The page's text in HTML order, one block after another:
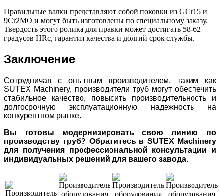
Правильные валки представляют собой поковки из GCr15 и
9Cr2MO и могут быть изготовлены по специальному заказу.
Твердость этого ролика для правки может достигать 58-62
градусов HRc, гарантия качества и долгий срок службы.
Заключение
Сотрудничая с опытным производителем, таким как
SUTEX Machinery, производители труб могут обеспечить
стабильное качество, повысить производительность и
долгосрочную эксплуатационную надежность на
конкурентном рынке.
Вы готовы модернизировать свою линию по
производству труб? Обратитесь в SUTEX Machinery
для получения профессиональной консультации и
индивидуальных решений для вашего завода.